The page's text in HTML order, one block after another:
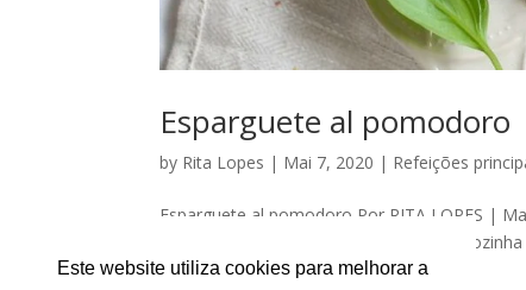
Este website utiliza cookies para melhorar a
Esparguete al pomodoro
by Rita Lopes | Mai 7, 2020 | Refeições
Esparguete al pomodoro Por RITA LOPES |
com pouco tempo ou paciência para a
verdadeiro estilo italiano)! 😉 Uma das...